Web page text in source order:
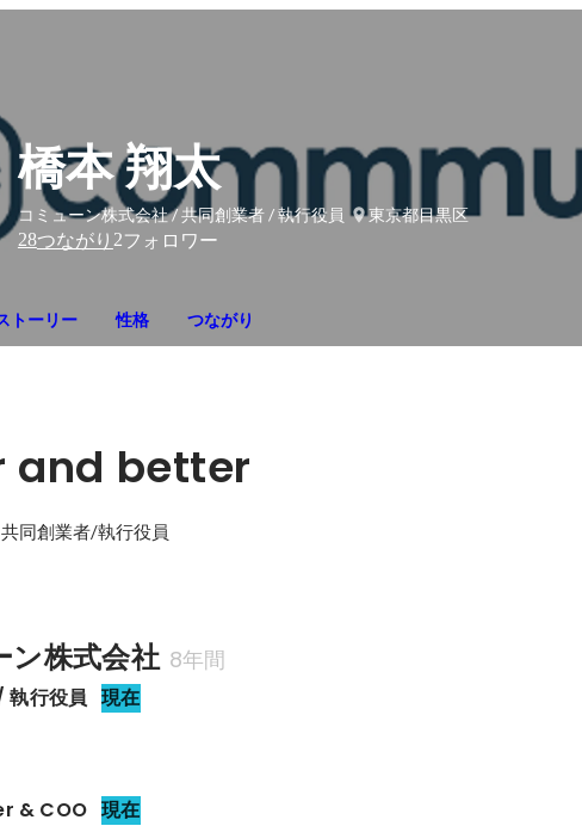
橋本 翔太
コミューン株式会社 / 共同創業者 / 執行役員
東京都目黒区
28つながり 2フォロワー
トーリー 性格 つながり
and better
同創業者/執行役員
ン株式会社 8年間
執行役員 現在
& COO 現在